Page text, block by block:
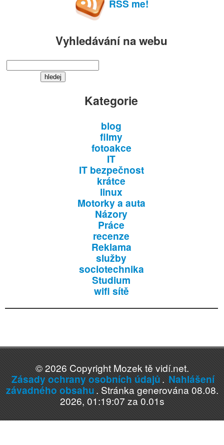
RSS me!
Vyhledávání na webu
Kategorie
blog
filmy
fotoakce
IT
IT bezpečnost
krátce
linux
Motorky a auta
Názory
Práce
recenze
Reklama
služby
sociotechnika
Studium
wifi sítě
© 2026 Copyright Mozek tě vidí.net.
Zásady ochrany osobních údajů. Nahlášení
závadného obsahu. Stránka generována 08.08.
2026, 01:19:07 za 0.01s